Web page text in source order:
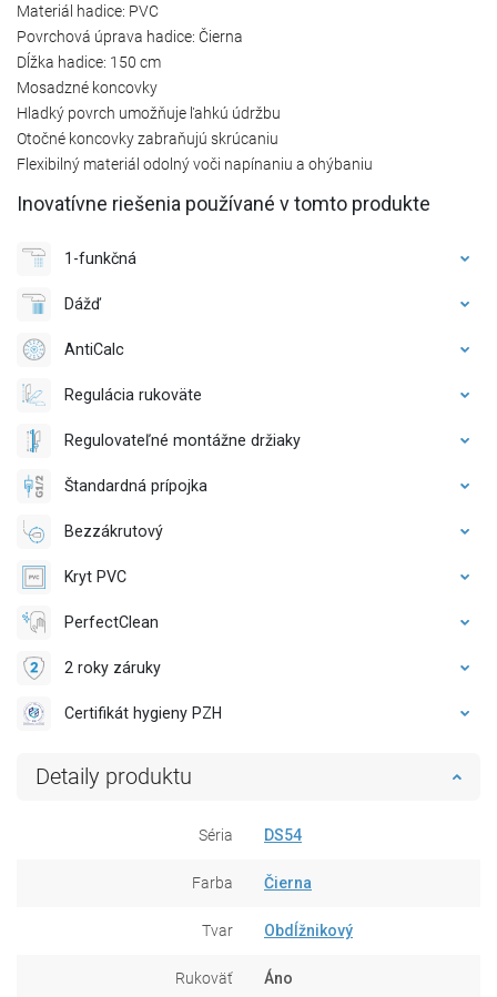
Materiál hadice: PVC
Povrchová úprava hadice: Čierna
Dĺžka hadice: 150 cm
Mosadzné koncovky
Hladký povrch umožňuje ľahkú údržbu
Otočné koncovky zabraňujú skrúcaniu
Flexibilný materiál odolný voči napínaniu a ohýbaniu
Inovatívne riešenia používané v tomto produkte
1-funkčná
Dážď
AntiCalc
Regulácia rukoväte
Regulovateľné montážne držiaky
Štandardná prípojka
Bezzákrutový
Kryt PVC
PerfectClean
2 roky záruky
Certifikát hygieny PZH
Detaily produktu
Séria DS54
Farba Čierna
Tvar Obdĺžnikový
Rukoväť Áno